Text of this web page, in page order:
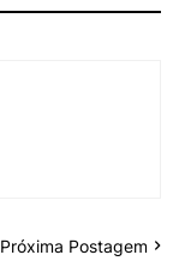
Próxima Postagem